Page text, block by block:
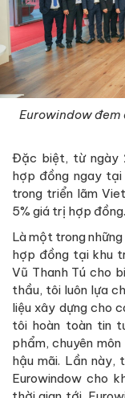
Eurowindow đem
Đặc biệt, từ ngày
hợp đồng ngay
trong triển lãm
5% giá trị hợp đồng.
Là một trong
hợp đồng tại khu
Vũ Thanh Tú cho
thầu, tôi luôn lựa
liệu xây dựng cho
tôi hoàn toàn tin
phẩm, chuyên
hậu mãi. Lần
Eurowindow cho